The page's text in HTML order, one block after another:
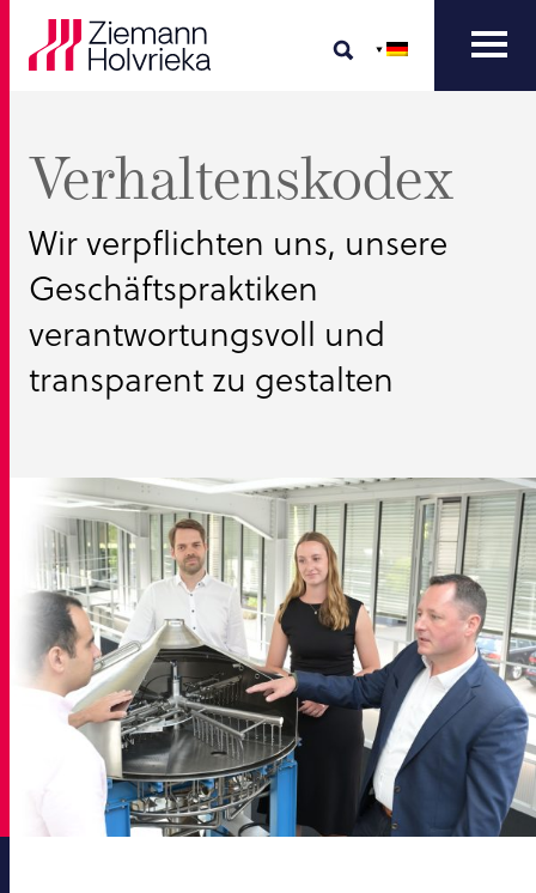
Verhaltenskodex
Wir verpflichten uns, unsere
Geschäftspraktiken
verantwortungsvoll und
transparent zu gestalten